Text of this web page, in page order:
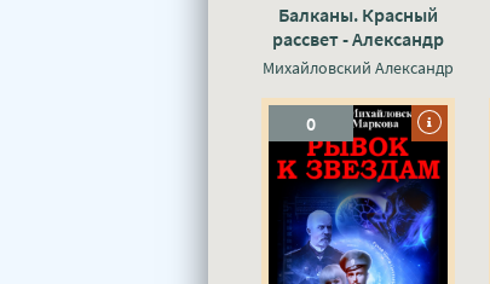
Балканы. Красный
рассвет - Александр
Михайловский, Юлия
Михайловский Александр
0